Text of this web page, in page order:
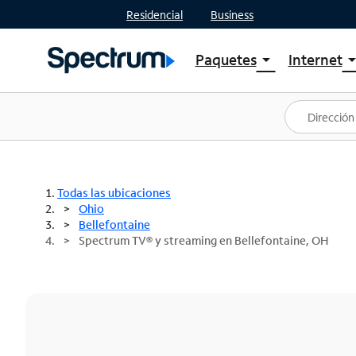
Residencial Business
Paquetesarrow_drop_down
Ver paquetes
Spectrum One
Mejores ofertas
Internetarrow_drop_down
Planes
Todas las ubicaciones
Ohio
Bellefontaine
Spectrum TV® y streaming en Bellefontaine, OH